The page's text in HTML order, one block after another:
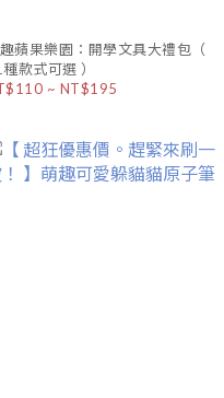
蘋果樂園：開學文具大禮包（
款式可選 ）
~ NT$195